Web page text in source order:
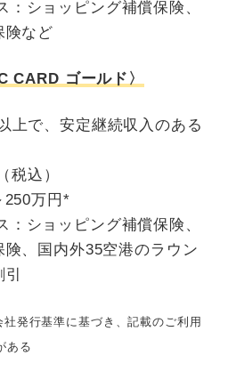
：ショッピング補償保険、
険など
CARD ゴールド〉
上で、安定継続収入のある
税込）
250万円*
：ショッピング補償保険、
、国内外35空港のラウン
発行基準に基づき、記載のご利用
ある